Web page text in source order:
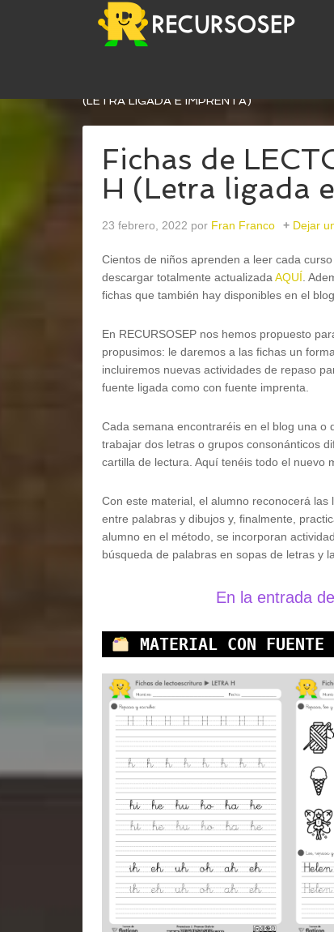
(LETRA LIGADA E IMPRENTA)
Fichas de
H (Letra ligada
23 febrero, 2022 por Fran Franco Dejar
Cientos de niños aprenden a leer cada
descargar totalmente actualizada AQUÍ .
fichas que también hay disponibles en el
En RECURSOSEP nos hemos propuesto
propusimos: le daremos a las fichas un
incluiremos nuevas actividades de repaso
fuente ligada como con fuente imprenta.
Cada semana encontraréis en el blog una o
trabajar dos letras o grupos consonánticos
cartilla de lectura. Aquí tenéis todo el nuevo
Con este material, el alumno reconocerá
entre palabras y dibujos y, finalmente,
alumno en el método, se incorporan
búsqueda de palabras en sopas de letras y
En la entrada
MATERIAL CON FUENTE